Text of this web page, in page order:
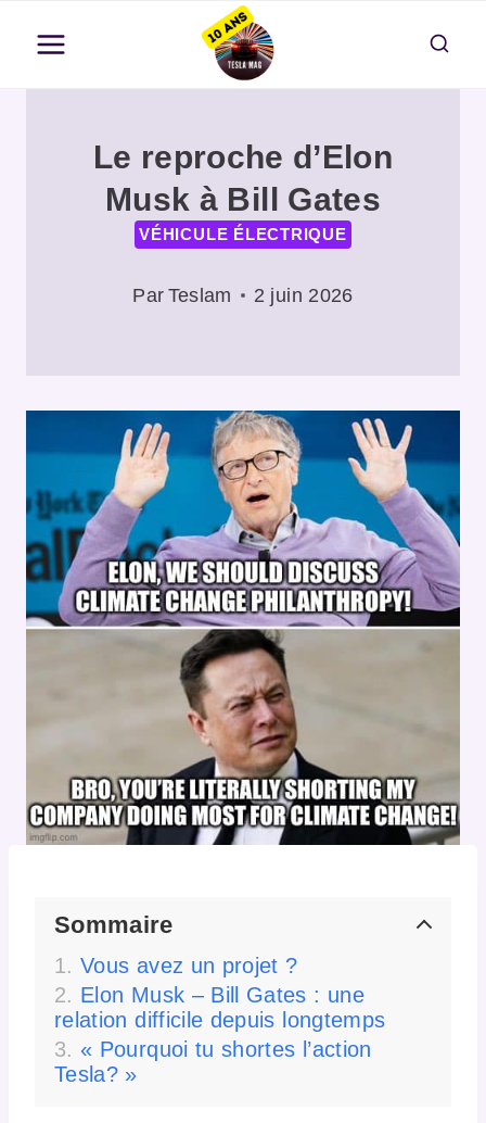
contenu
Le reproche d’Elon
Musk à Bill Gates
VÉHICULE ÉLECTRIQUE
Par Teslam 2 juin 2026
Sommaire
Vous avez un projet ?
Elon Musk – Bill Gates : une
relation difficile depuis longtemps
« Pourquoi tu shortes l’action
Tesla? »